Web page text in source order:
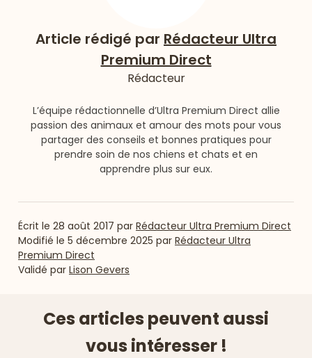
Article rédigé par Rédacteur Ultra
Premium Direct
Rédacteur
L’équipe rédactionnelle d’Ultra Premium Direct allie
passion des animaux et amour des mots pour vous
partager des conseils et bonnes pratiques pour
prendre soin de nos chiens et chats et en
apprendre plus sur eux.
Écrit le 28 août 2017 par Rédacteur Ultra Premium Direct
Modifié le 5 décembre 2025 par Rédacteur Ultra
Premium Direct
Validé par Lison Gevers
Ces articles peuvent aussi
vous intéresser !